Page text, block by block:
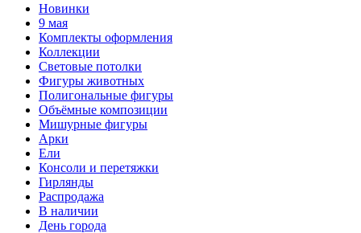
Новинки
9 мая
Комплекты оформления
Коллекции
Световые потолки
Фигуры животных
Полигональные фигуры
Объёмные композиции
Мишурные фигуры
Арки
Ели
Консоли и перетяжки
Гирлянды
Распродажа
В наличии
День города